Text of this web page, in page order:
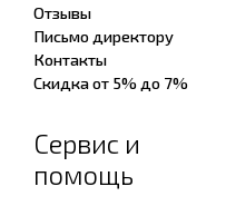
Отзывы
Письмо директору
Контакты
Скидка от 5% до 7%
Сервис и
помощь